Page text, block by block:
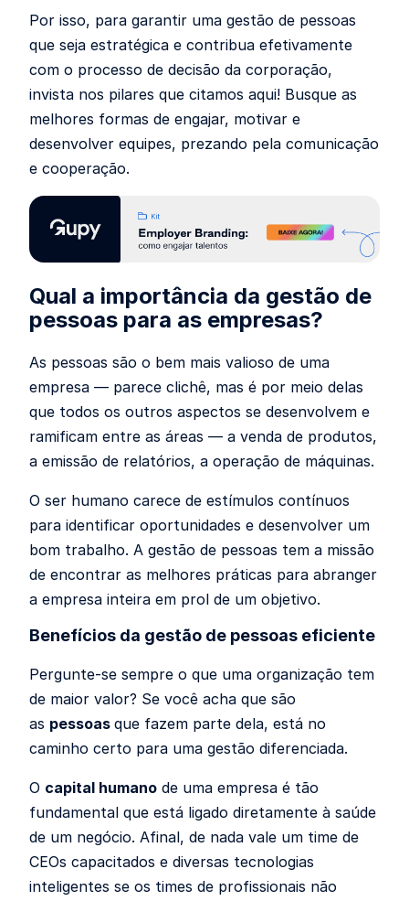
Por isso, para garantir uma gestão de pessoas
que seja estratégica e contribua efetivamente
com o processo de decisão da corporação,
invista nos pilares que citamos aqui! Busque as
melhores formas de engajar, motivar e
desenvolver equipes, prezando pela comunicação
e cooperação.
Qual a importância da gestão de
pessoas para as empresas?
As pessoas são o bem mais valioso de uma
empresa — parece clichê, mas é por meio delas
que todos os outros aspectos se desenvolvem e
ramificam entre as áreas — a venda de produtos,
a emissão de relatórios, a operação de máquinas.
O ser humano carece de estímulos contínuos
para identificar oportunidades e desenvolver um
bom trabalho. A gestão de pessoas tem a missão
de encontrar as melhores práticas para abranger
a empresa inteira em prol de um objetivo.
Benefícios da gestão de pessoas eficiente
Pergunte-se sempre o que uma organização tem
de maior valor? Se você acha que são
as pessoas que fazem parte dela, está no
caminho certo para uma gestão diferenciada.
O capital humano de uma empresa é tão
fundamental que está ligado diretamente à saúde
de um negócio. Afinal, de nada vale um time de
CEOs capacitados e diversas tecnologias
inteligentes se os times de profissionais não